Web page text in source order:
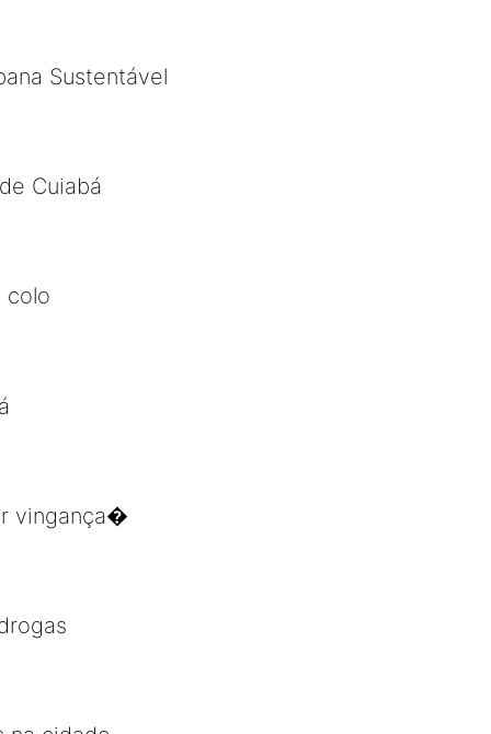
Sustentável
Cuiabá
colo
vingança�